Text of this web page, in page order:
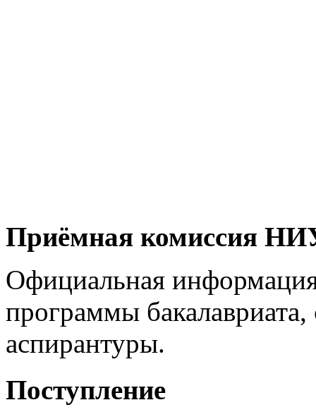
Приёмная комиссия
Официальная
программы
аспирантуры.
Поступление